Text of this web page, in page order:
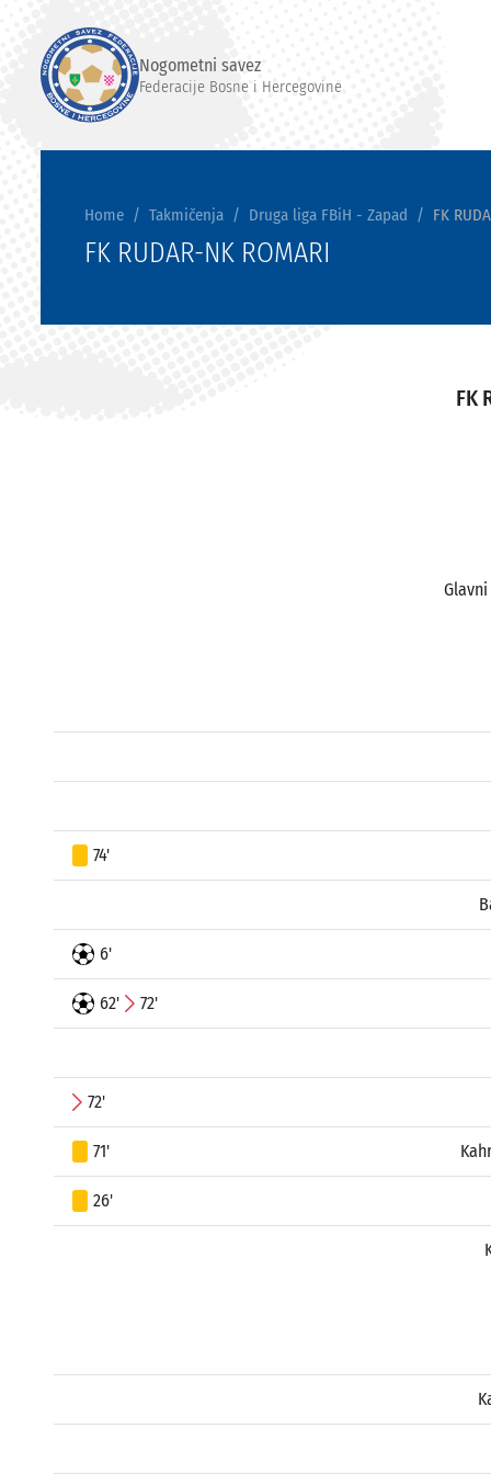
Nogometni savez
Federacije Bosne i Hercegovine
Home Takmičenja Druga liga FBiH - Zapad FK
FK RUDAR-NK ROMARI
FK
74'
6'
62' 72'
72'
71'
26'